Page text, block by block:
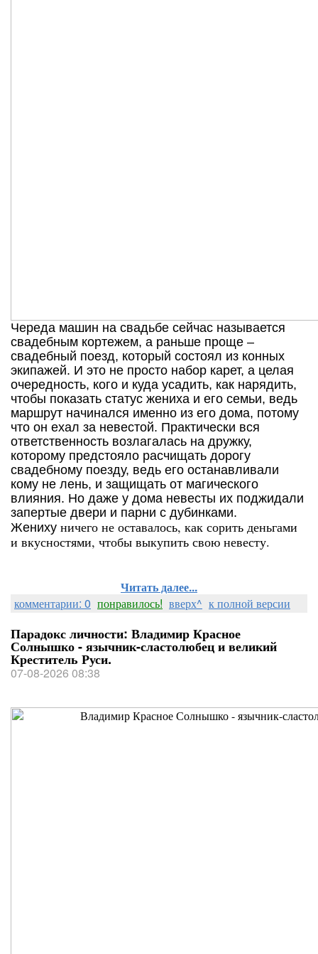
Череда машин на свадьбе сейчас называется
свадебным кортежем, а раньше проще –
свадебный поезд, который состоял из конных
экипажей. И это не просто набор карет, а целая
очередность, кого и куда усадить, как нарядить,
чтобы показать статус жениха и его семьи, ведь
маршрут начинался именно из его дома, потому
что он ехал за невестой. Практически вся
ответственность возлагалась на дружку,
которому предстояло расчищать дорогу
свадебному поезду, ведь его останавливали
кому не лень, и защищать от магического
влияния. Но даже у дома невесты их поджидали
запертые двери и парни с дубинками.
Жениху ничего не оставалось, как сорить деньгами
и вкусностями, чтобы выкупить свою невесту.
Читать далее...
комментарии: 0 понравилось! вверх^ к полной версии
Парадокс личности: Владимир Красное
Солнышко - язычник-сластолюбец и великий
Креститель Руси.
07-08-2026 08:38